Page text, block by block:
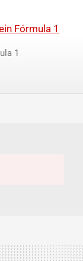
Fórmula 1
1